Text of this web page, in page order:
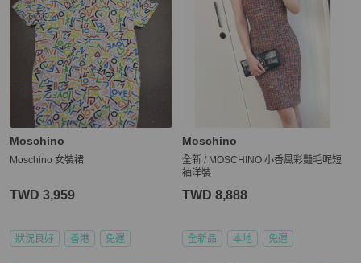
Moschino
Moschino 女裝裙
TWD 3,959
狀況良好 香港 免運
Moschino
全新 / MOSCHINO 小香風彩豔毛呢短
袖洋裝
TWD 8,888
全新品 本地 免運